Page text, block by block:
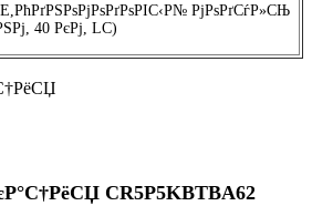
РјРѕРґСѓР»СЊ
40 РєРј, LC)
CR5P5KBTBA62